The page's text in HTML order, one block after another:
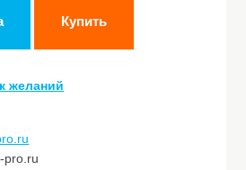
Купить
желаний
pro.ru